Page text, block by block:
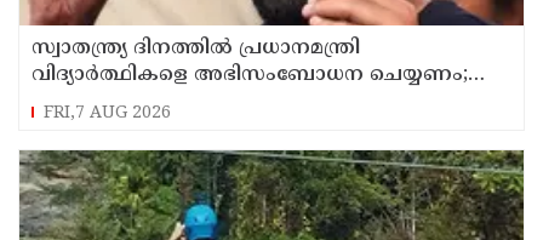
സ്വാതന്ത്ര്യ ദിനത്തില്‍ പ്രധാനമന്ത്രി
വിദ്യാര്‍ത്ഥികളെ അഭിസംബോധന ചെയ്യണം;
ആവശ്യവുമായി അഭിജീത് ദീപ്കെ
FRI,7 AUG 2026